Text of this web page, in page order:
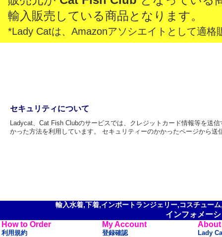
輸入販売している商品となります。
*Lady Catは、Amazonアソシエイトとして適格
セキュリティについて
Ladycat、Cat Fish Clubのサービスでは、クレジットカード情報等を送
かった方法を利用しています。 セキュリティーのかかったページから
輸入水着,下着,インポートランジェリー,コスチュー
インフォメー
How to Order
利用規約
My Account
登録確認
About
Lady